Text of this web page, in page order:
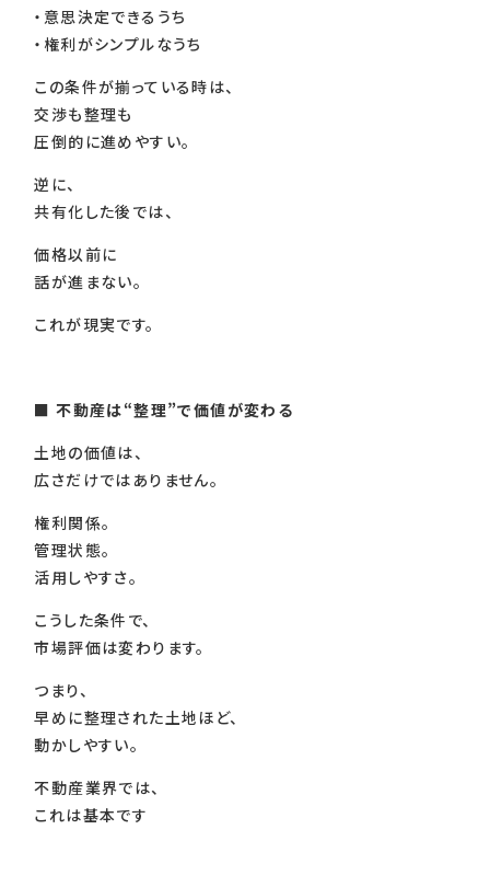
・意思決定できるうち
・権利がシンプルなうち
この条件が揃っている時は、
交渉も整理も
圧倒的に進めやすい。
逆に、
共有化した後では、
価格以前に
話が進まない。
これが現実です。
■不動産は“整理”で価値が変わる
土地の価値は、
広さだけではありません。
権利関係。
管理状態。
活用しやすさ。
こうした条件で、
市場評価は変わります。
つまり、
早めに整理された土地ほど、
動かしやすい。
不動産業界では、
これは基本です